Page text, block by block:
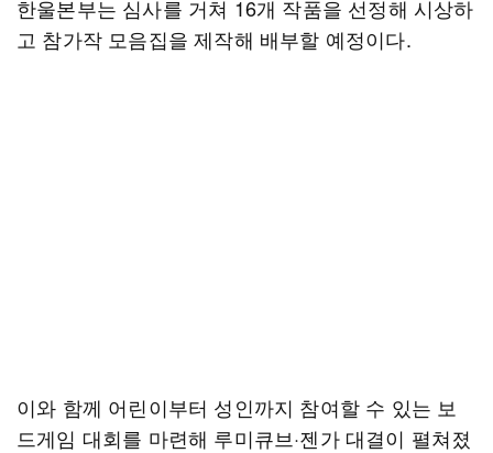
한울본부는 심사를 거쳐 16개 작품을 선정해 시상하
고 참가작 모음집을 제작해 배부할 예정이다.
이와 함께 어린이부터 성인까지 참여할 수 있는 보
드게임 대회를 마련해 루미큐브·젠가 대결이 펼쳐졌